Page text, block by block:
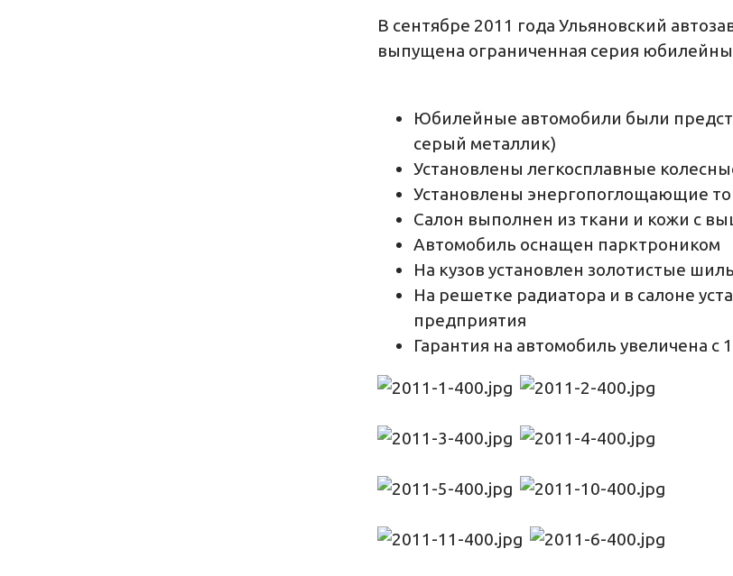
В сентябре 2011 года Ульяновский
выпущена ограниченная серия
Юбилейные автомобили были
серый металлик)
Установлены легкосплавные
Установлены энергопоглощающие
Салон выполнен из ткани и кожи с
Автомобиль оснащен парктроником
На кузов установлен золотистые
На решетке радиатора и в салоне
предприятия
Гарантия на автомобиль увеличена с